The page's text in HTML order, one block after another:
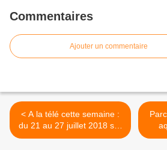
Commentaires
Ajouter un commentaire
< A la télé cette semaine :
du 21 au 27 juillet 2018 sur
TF1, France 2, France 3 et